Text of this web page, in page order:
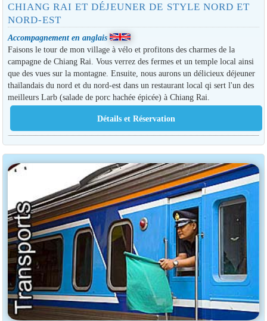
CHIANG RAI ET DÉJEUNER DE STYLE NORD ET
NORD-EST
Accompagnement en anglais
Faisons le tour de mon village à vélo et profitons des charmes de la
campagne de Chiang Rai. Vous verrez des fermes et un temple local ainsi
que des vues sur la montagne. Ensuite, nous aurons un délicieux déjeuner
thaïlandais du nord et du nord-est dans un restaurant local qi sert l'un des
meilleurs Larb (salade de porc hachée épicée) à Chiang Rai.